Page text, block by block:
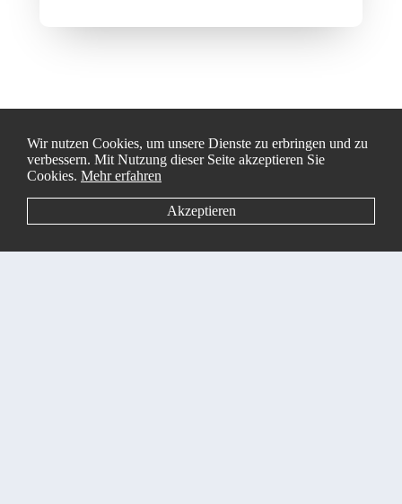
WEITERE BLOGS LESEN
Wir nutzen Cookies, um unsere Dienste zu erbringen und zu
verbessern. Mit Nutzung dieser Seite akzeptieren Sie
Cookies. Mehr erfahren
Akzeptieren